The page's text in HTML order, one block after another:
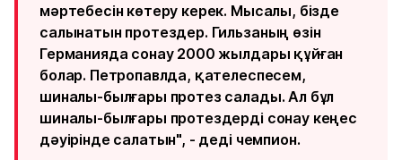
мәртебесін көтеру керек. Мысалы, бізде
салынатын протездер. Гильзаның өзін
Германияда сонау 2000 жылдары құйған
болар. Петропавлда, қателеспесем,
шиналы-былғары протез салады. Ал бұл
шиналы-былғары протездерді сонау кеңес
дәуірінде салатын", - деді чемпион.